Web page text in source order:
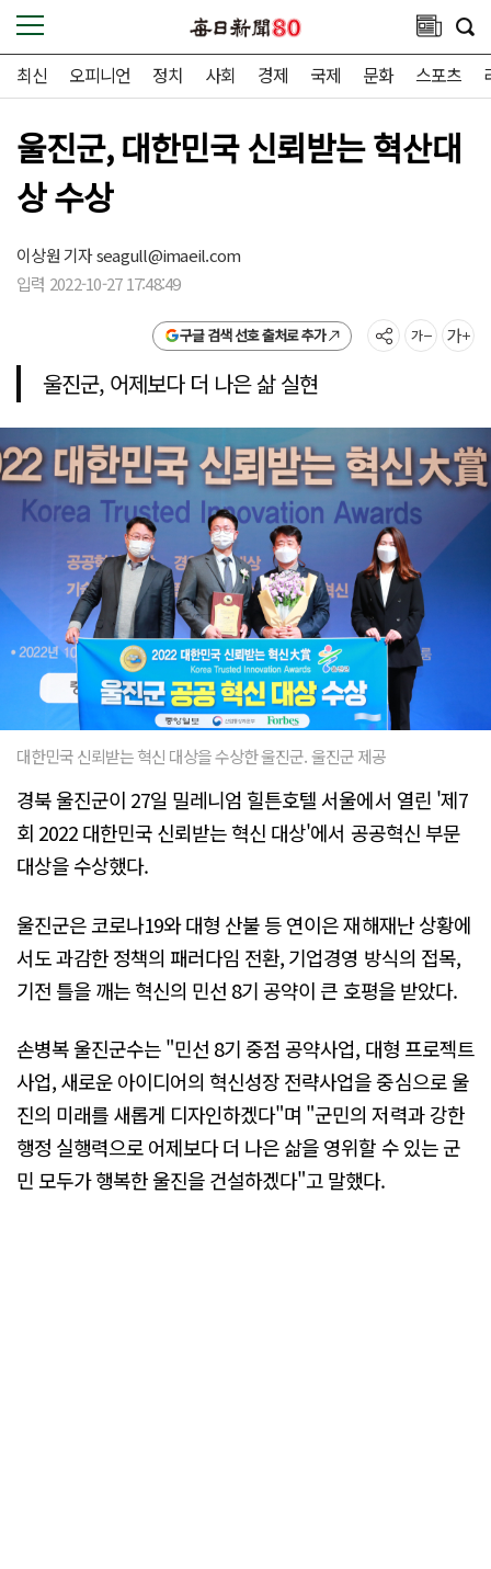
최신 오피니언 정치 사회 경제 국제 문화 스포츠
울진군, 대한민국 신뢰받는 혁산대
상 수상
이상원 기자seagull@imaeil.com
입력 2022-10-27 17:48:49
구글 검색 선호 출처로 추가
울진군, 어제보다 더 나은 삶 실현
대한민국 신뢰받는 혁신 대상을 수상한 울진군. 울진군 제공
경북 울진군이 27일 밀레니엄 힐튼호텔 서울에서 열린 '제7
회 2022 대한민국 신뢰받는 혁신 대상'에서 공공혁신 부문
대상을 수상했다.
울진군은 코로나19와 대형 산불 등 연이은 재해재난 상황에
서도 과감한 정책의 패러다임 전환, 기업경영 방식의 접목,
기전 틀을 깨는 혁신의 민선 8기 공약이 큰 호평을 받았다.
손병복 울진군수는 "민선 8기 중점 공약사업, 대형 프로젝트
사업, 새로운 아이디어의 혁신성장 전략사업을 중심으로 울
진의 미래를 새롭게 디자인하겠다"며 "군민의 저력과 강한
행정 실행력으로 어제보다 더 나은 삶을 영위할 수 있는 군
민 모두가 행복한 울진을 건설하겠다"고 말했다.